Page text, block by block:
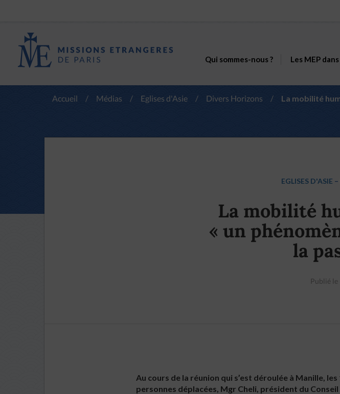
Qui sommes-nous ? Les MEP
Accueil / Médias / Eglises d'Asie / Divers Horizons / La mobilité
EGLISES D'ASIE –
La mobilité
« un
la
Publié
Au cours de la réunion qui s’est déroulée à Manille,
personnes déplacées, Mgr Cheli, président du